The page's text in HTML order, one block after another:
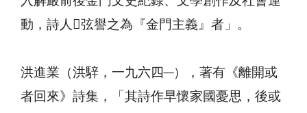
動，詩人弦譽之為『金門主義』者」。
洪進業（洪騂，一九六四─），著有《離開或
者回來》詩集，「其詩作早懷家國憂思，後或